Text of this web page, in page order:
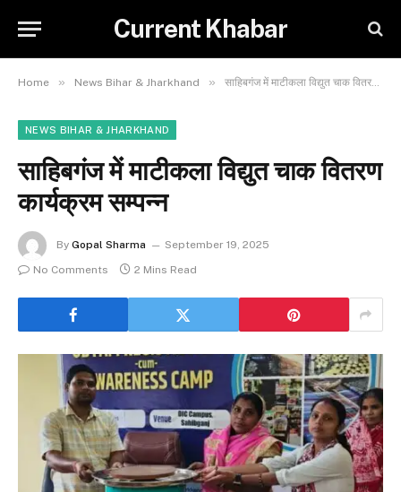
Current Khabar
Home » News Bihar & Jharkhand » साहिबगंज में माटीकला विद्युत चाक वितरण कार्यक्रम सम्पन्न
NEWS BIHAR & JHARKHAND
साहिबगंज में माटीकला विद्युत चाक वितरण
कार्यक्रम सम्पन्न
By Gopal Sharma
September 19, 2025
No Comments
2 Mins Read